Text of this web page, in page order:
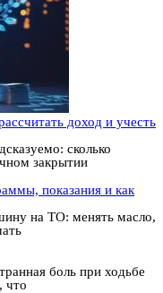
доход и учесть
сколько
закрытии
показания и как
на ТО: менять масло,
боль при ходьбе
что